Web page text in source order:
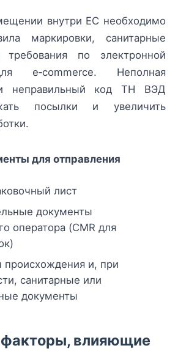
внутри ЕС необходимо
маркировки, санитарные
по электронной
e‑commerce. Неполная
неправильный код ТН ВЭД
посылки и увеличить
для отправления
лист
документы
оператора (CMR для
происхождения и, при
санитарные или
документы
факторы, влияющие